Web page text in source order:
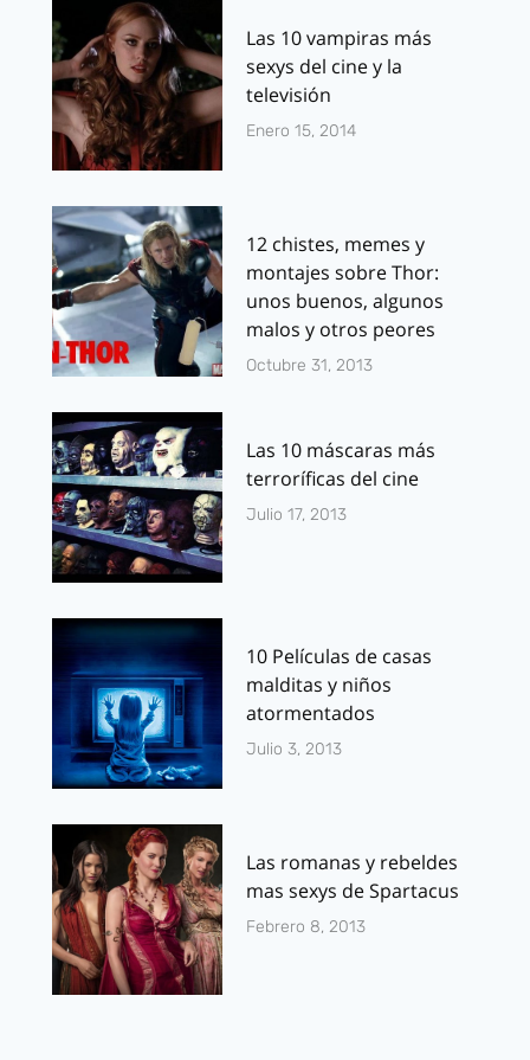
Las 10 vampiras más
sexys del cine y la
televisión
Enero 15, 2014
12 chistes, memes y
montajes sobre Thor:
unos buenos, algunos
malos y otros peores
Octubre 31, 2013
Las 10 máscaras más
terroríficas del cine
Julio 17, 2013
10 Películas de casas
malditas y niños
atormentados
Julio 3, 2013
Las romanas y rebeldes
mas sexys de Spartacus
Febrero 8, 2013